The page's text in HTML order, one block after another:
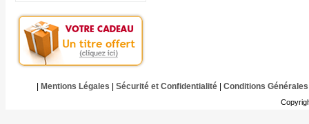
Mentions Légales Sécurité et Confidentialité| Conditions Générales